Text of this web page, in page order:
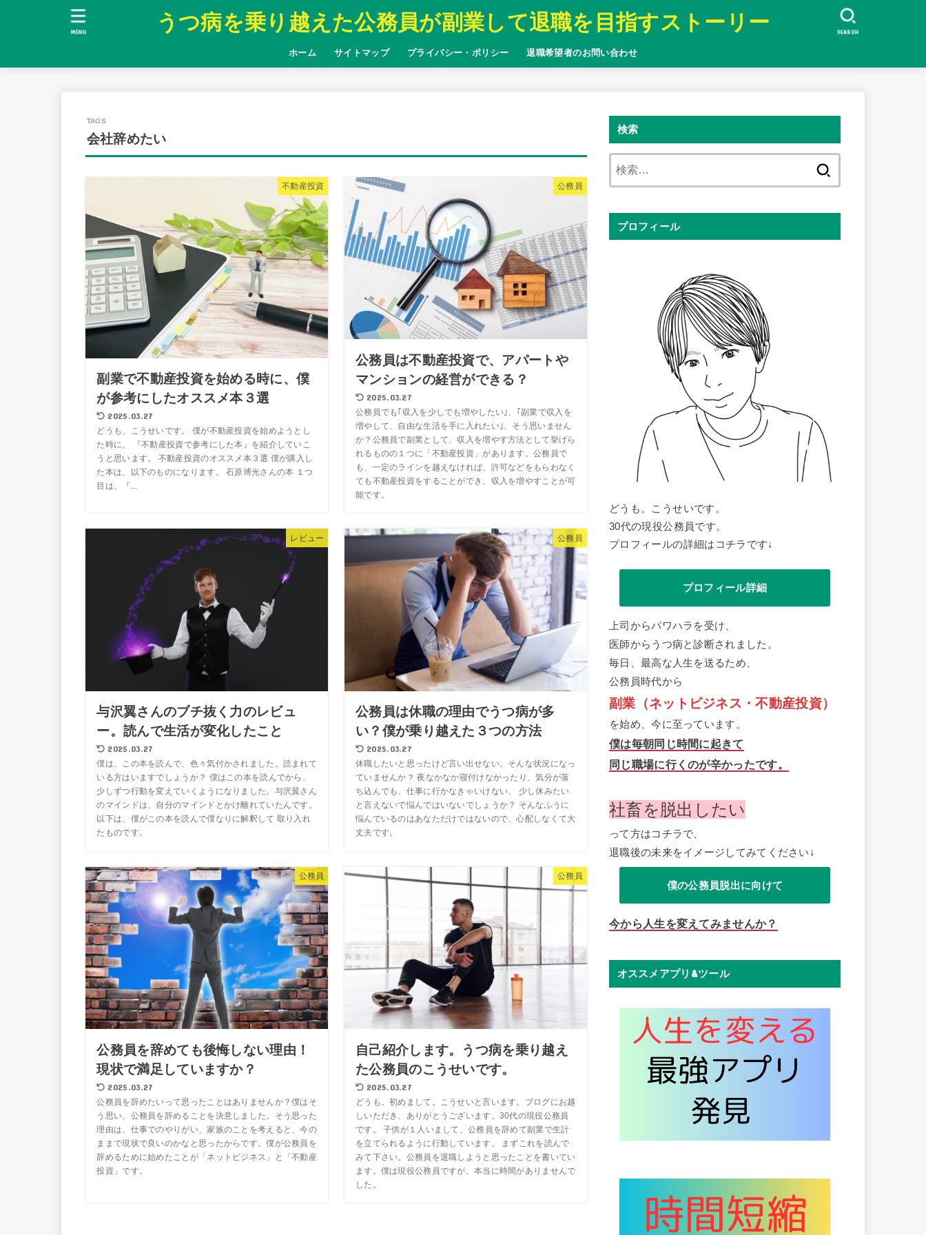
うつ病を乗り越えた公務員が副業して退職を目指すストーリー
ホーム サイトマップ プライバシー・ポリシー 退職希望者のお問い合わせ
SEARCH
MENU
会社辞めたい
不動産投資
副業で不動産投資を始める時に、僕
が参考にしたオススメ本３選
2025.03.27
どうも、こうせいです。 僕が不動産投資を始めようとし
た時に、 『不動産投資で参考にした本』を紹介していこ
うと思います。 不動産投資のオススメ本３選 僕が購入し
た本は、以下のものになります。 石原博光さんの本 １つ
目は、『...
公務員
公務員は不動産投資で、アパートや
マンションの経営ができる？
2025.03.27
公務員でも｢収入を少しでも増やしたい｣、｢副業で収入を
増やして、自由な生活を手に入れたい｣、そう思いません
か？公務員で副業として、収入を増やす方法として挙げら
れるものの１つに「不動産投資」があります。公務員で
も、一定のラインを越えなければ、許可などをもらわなく
ても不動産投資をすることができ、収入を増やすことが可
能です。
レビュー
与沢翼さんのブチ抜く力のレビュ
ー。読んで生活が変化したこと
2025.03.27
僕は、この本を読んで、色々気付かされました。読まれて
いる方はいますでしょうか？ 僕はこの本を読んでから、
少しずつ行動を変えていくようになりました。与沢翼さん
のマインドは、自分のマインドとかけ離れていたんです。
以下は、僕がこの本を読んで僕なりに解釈して 取り入れ
たものです。
公務員
公務員は休職の理由でうつ病が多
い？僕が乗り越えた３つの方法
2025.03.27
休職したいと思ったけど言い出せない。そんな状況になっ
ていませんか？ 夜なかなか寝付けなかったり、気分が落
ち込んでも、仕事に行かなきゃいけない、 少し休みたい
と言えないで悩んではいないでしょうか？ そんなふうに
悩んでいるのはあなただけではないので、心配しなくて大
丈夫です。
公務員
公務員を辞めても後悔しない理由！
現状で満足していますか？
2025.03.27
公務員を辞めたいって思ったことはありませんか？僕はそ
う思い、公務員を辞めることを決意しました。そう思った
理由は、仕事でのやりがい、家族のことを考えると、今の
ままで現状で良いのかなと思ったからです。僕が公務員を
辞めるために始めたことが「ネットビジネス」と「不動産
投資」です。
公務員
自己紹介します。うつ病を乗り越え
た公務員のこうせいです。
2025.03.27
どうも。初めまして。こうせいと言います。ブログにお越
しいただき、ありがとうございます。30代の現役公務員
です。 子供が１人いまして、公務員を辞めて副業で生計
を立てられるように行動しています。 まずこれを読んで
みて下さい。公務員を退職しようと思ったことを書いてい
ます。僕は現役公務員ですが、本当に時間がありませんで
した。
検索
プロフィール
どうも。こうせいです。
30代の現役公務員です。
プロフィールの詳細はコチラです↓
プロフィール詳細
上司からパワハラを受け、
医師からうつ病と診断されました。
毎日、最高な人生を送るため、
公務員時代から
副業（ネットビジネス・不動産投資）
を始め、今に至っています。
僕は毎朝同じ時間に起きて
同じ職場に行くのが辛かったです。
社畜を脱出したい
って方はコチラで、
退職後の未来をイメージしてみてください↓
僕の公務員脱出に向けて
今から人生を変えてみませんか？
オススメアプリ&ツール